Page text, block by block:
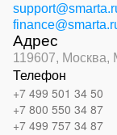
Адрес
119607, Москва,
Телефон
+7 499 501 34 50
+7 800 550 34 87
+7 499 757 34 87